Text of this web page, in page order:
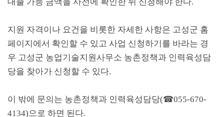
지원 자격이나 요건을 비롯한 자세한 사항은 고성군 홈
페이지에서 확인할 수 있고 사업 신청하기를 바라는 경
우 고성군 농업기술지원사무소 농촌정책과 인력육성담
당을 찾아가 신청할 수 있다.
이 밖에 문의는 농촌정책과 인력육성담당(☎055-670-
4134)으로 하면 된다.